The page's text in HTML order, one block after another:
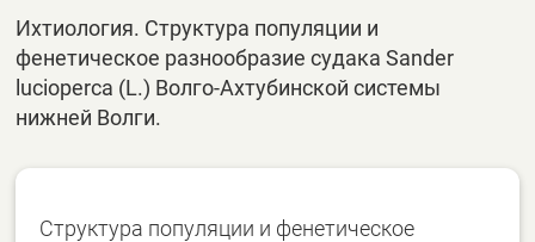
Ихтиология. Структура популяции и
фенетическое разнообразие судака Sander
lucioperca (L.) Волго-Ахтубинской системы
нижней Волги.
Структура популяции и фенетическое